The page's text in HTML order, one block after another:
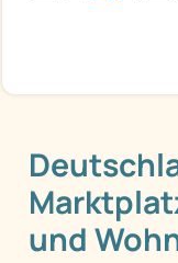
und